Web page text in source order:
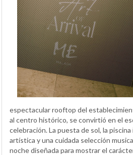
espectacular rooftop del
al centro histórico, se convirtió en el
celebración. La puesta de sol, la
artística y una cuidada selección
noche diseñada para mostrar el